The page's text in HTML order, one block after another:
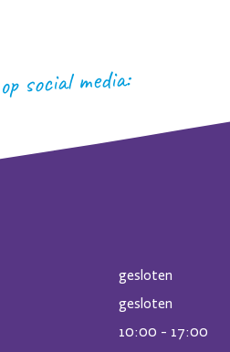
social media:
gesloten
gesloten
10:00 - 17:00